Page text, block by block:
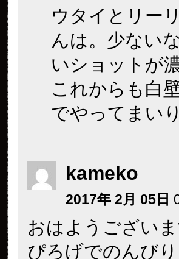
ウタイとリー
んは。少ない
いショットが
これからも白
でやってまい
kameko
2017年 2月 05日
おはようござい
ぴろげでのんび